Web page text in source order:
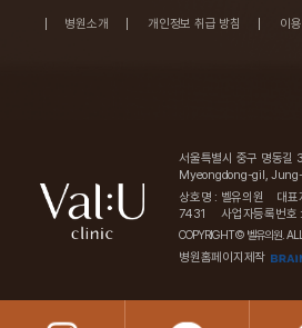
병원소개 개인정보 취급 방침 이
서울특별시 중구 명동
Myeongdong-gil,
상호명 : 벨유의원
대표
7431
사업자등록번
COPYRIGHT© 벨유의원.
병원홈페이지제작